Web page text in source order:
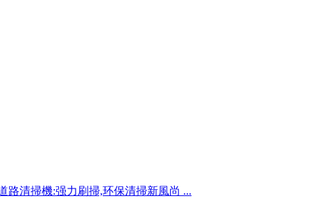
路清掃機:强力刷掃,环保清掃新風尚 ...